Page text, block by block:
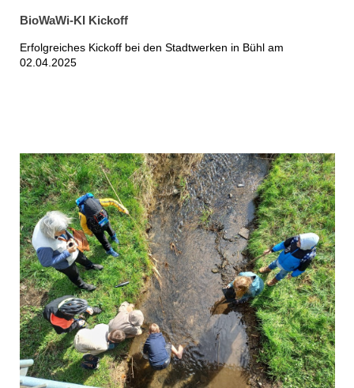
BioWaWi-KI Kickoff
Erfolgreiches Kickoff bei den Stadtwerken in Bühl am
02.04.2025